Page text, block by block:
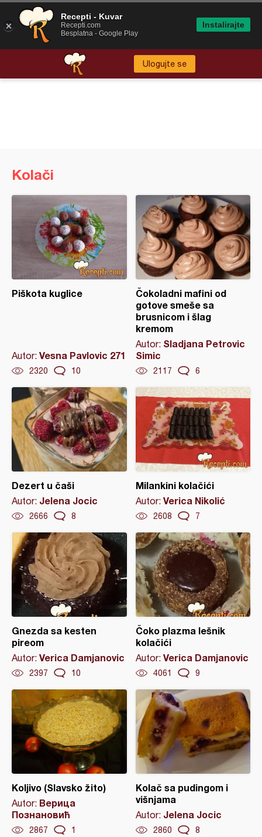
Ulogujte se
Kolači
Piškota kuglice
Autor: Vesna Pavlovic 271
2320 10
Čokoladni mafini od
gotove smeše sa
brusnicom i šlag
kremom
Autor: Sladjana Petrovic
Simic
2117 6
Dezert u čaši
Autor: Jelena Jocic
2666 8
Milankini kolačići
Autor: Verica Nikolić
2608 7
Gnezda sa kesten
pireom
Autor: Verica Damjanovic
2397 10
Čoko plazma lešnik
kolačići
Autor: Verica Damjanovic
4061 9
Koljivo (Slavsko žito)
Autor: Верица
Познановић
2867 1
Kolač sa pudingom i
višnjama
Autor: Jelena Jocic
2860 8
Recepti - Kuvar
Recepti.com
Besplatna - Google Play
Instalirajte